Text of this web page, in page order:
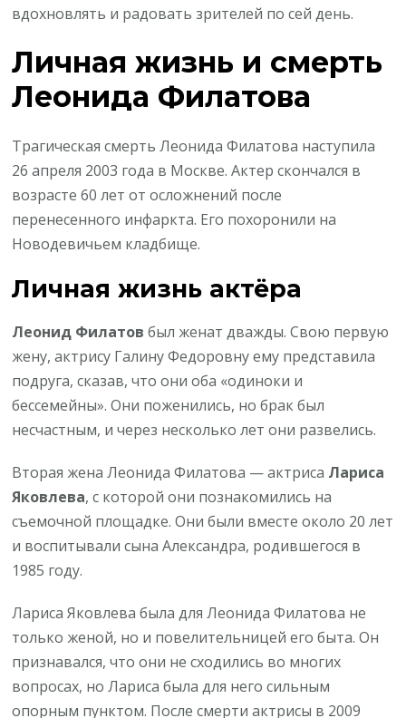
вдохновлять и радовать зрителей по сей день.
Личная жизнь и смерть
Леонида Филатова
Трагическая смерть Леонида Филатова наступила
26 апреля 2003 года в Москве. Актер скончался в
возрасте 60 лет от осложнений после
перенесенного инфаркта. Его похоронили на
Новодевичьем кладбище.
Личная жизнь актёра
Леонид Филатов был женат дважды. Свою первую
жену, актрису Галину Федоровну ему представила
подруга, сказав, что они оба «одиноки и
бессемейны». Они поженились, но брак был
несчастным, и через несколько лет они развелись.
Вторая жена Леонида Филатова — актриса Лариса
Яковлева, с которой они познакомились на
съемочной площадке. Они были вместе около 20 лет
и воспитывали сына Александра, родившегося в
1985 году.
Лариса Яковлева была для Леонида Филатова не
только женой, но и повелительницей его быта. Он
признавался, что они не сходились во многих
вопросах, но Лариса была для него сильным
опорным пунктом. После смерти актрисы в 2009